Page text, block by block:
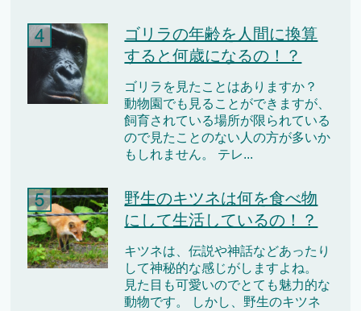
ゴリラの年齢を人間に換算
すると何歳になるの！？
ゴリラを見たことはありますか？
動物園でも見ることができますが、
飼育されている場所が限られている
ので見たことのない人の方が多いか
もしれません。 テレ...
野生のキツネは何を食べ物
にして生活しているの！？
キツネは、伝説や神話などあったり
して神秘的な感じがしますよね。
見た目も可愛いのでとても魅力的な
動物です。 しかし、野生のキツネ